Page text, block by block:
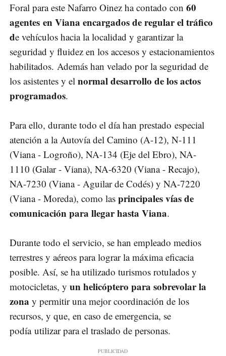
Foral para este Nafarro Oinez ha contado con 60
agentes en Viana encargados de regular el tráfico
de vehículos hacia la localidad y garantizar la
seguridad y fluidez en los accesos y estacionamientos
habilitados. Además han velado por la seguridad de
los asistentes y el normal desarrollo de los actos
programados.
Para ello, durante todo el día han prestado especial
atención a la Autovía del Camino (A-12), N-111
(Viana - Logroño), NA-134 (Eje del Ebro), NA-
1110 (Galar - Viana), NA-6320 (Viana - Recajo),
NA-7230 (Viana - Aguilar de Codés) y NA-7220
(Viana - Moreda), como las principales vías de
comunicación para llegar hasta Viana.
Durante todo el servicio, se han empleado medios
terrestres y aéreos para lograr la máxima eficacia
posible. Así, se ha utilizado turismos rotulados y
motocicletas, y un helicóptero para sobrevolar la
zona y permitir una mejor coordinación de los
recursos, y que, en caso de emergencia, se
podía utilizar para el traslado de personas.